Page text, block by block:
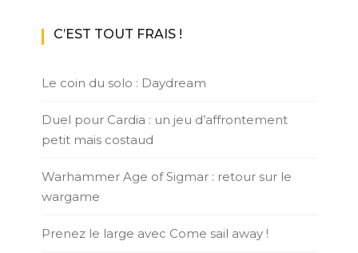
C’EST TOUT FRAIS !
Le coin du solo : Daydream
Duel pour Cardia : un jeu d’affrontement
petit mais costaud
Warhammer Age of Sigmar : retour sur le
wargame
Prenez le large avec Come sail away !